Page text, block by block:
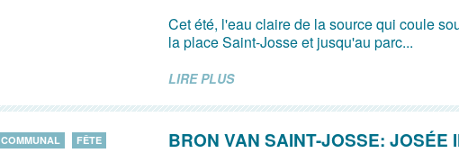
Cet été, l'eau claire de la source qui coule
la place Saint-Josse et jusqu'au parc...
LIRE PLUS
COMMUNAL FÊTE BRON VAN SAINT-JOSSE: JOSÉE